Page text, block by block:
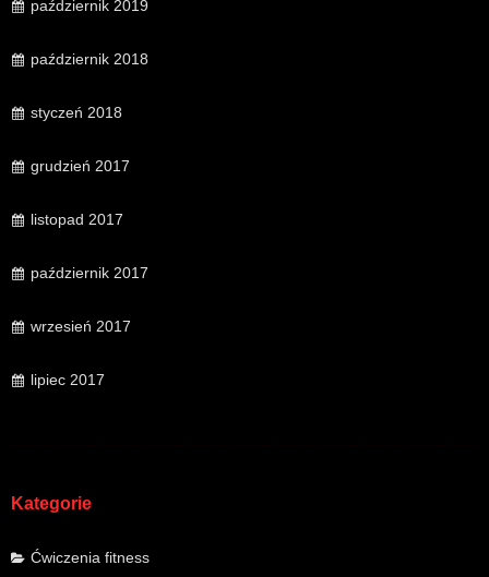
październik 2019
październik 2018
styczeń 2018
grudzień 2017
listopad 2017
październik 2017
wrzesień 2017
lipiec 2017
Kategorie
Ćwiczenia fitness